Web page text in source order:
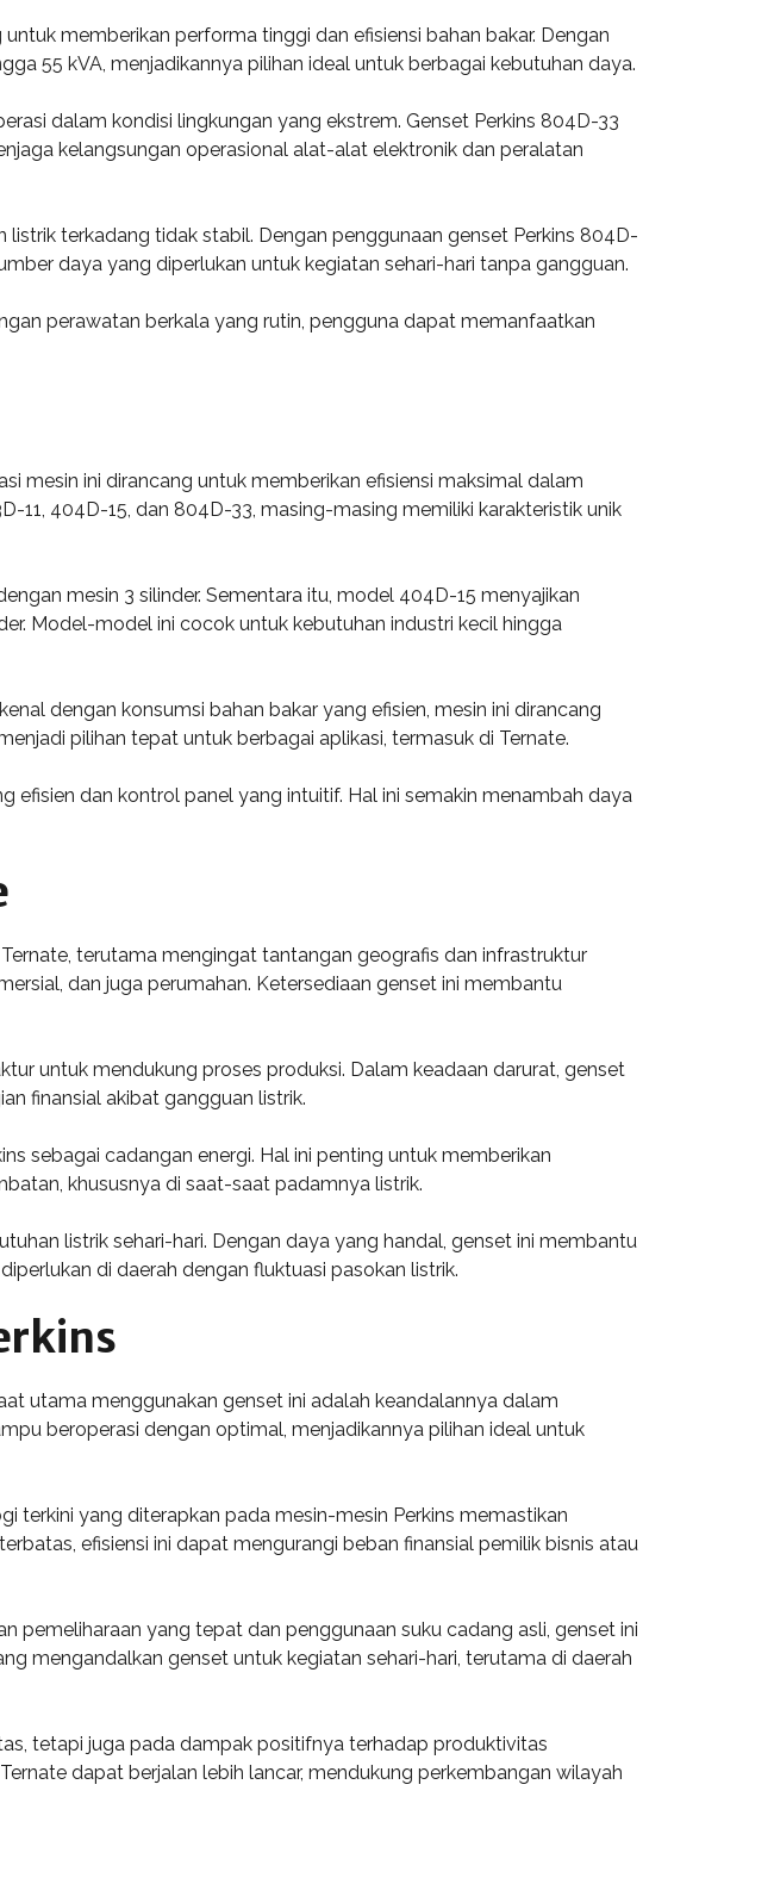
memberikan performa tinggi dan efisiensi bahan bakar. Dengan
55 kVA, menjadikannya pilihan ideal untuk berbagai kebutuhan daya.
dalam kondisi lingkungan yang ekstrem. Genset Perkins 804D-33
kelangsungan operasional alat-alat elektronik dan peralatan
terkadang tidak stabil. Dengan penggunaan genset Perkins 804D-
daya yang diperlukan untuk kegiatan sehari-hari tanpa gangguan.
perawatan berkala yang rutin, pengguna dapat memanfaatkan
mesin ini dirancang untuk memberikan efisiensi maksimal dalam
11, 404D-15, dan 804D-33, masing-masing memiliki karakteristik unik
mesin 3 silinder. Sementara itu, model 404D-15 menyajikan
Model-model ini cocok untuk kebutuhan industri kecil hingga
dengan konsumsi bahan bakar yang efisien, mesin ini dirancang
pilihan tepat untuk berbagai aplikasi, termasuk di Ternate.
dan kontrol panel yang intuitif. Hal ini semakin menambah daya
terutama mengingat tantangan geografis dan infrastruktur
dan juga perumahan. Ketersediaan genset ini membantu
untuk mendukung proses produksi. Dalam keadaan darurat, genset
finansial akibat gangguan listrik.
sebagai cadangan energi. Hal ini penting untuk memberikan
khususnya di saat-saat padamnya listrik.
listrik sehari-hari. Dengan daya yang handal, genset ini membantu
di daerah dengan fluktuasi pasokan listrik.
utama menggunakan genset ini adalah keandalannya dalam
beroperasi dengan optimal, menjadikannya pilihan ideal untuk
terkini yang diterapkan pada mesin-mesin Perkins memastikan
efisiensi ini dapat mengurangi beban finansial pemilik bisnis atau
pemeliharaan yang tepat dan penggunaan suku cadang asli, genset ini
mengandalkan genset untuk kegiatan sehari-hari, terutama di daerah
tetapi juga pada dampak positifnya terhadap produktivitas
dapat berjalan lebih lancar, mendukung perkembangan wilayah